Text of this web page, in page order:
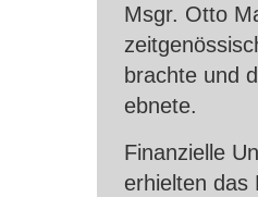
Msgr. Otto
brachte und
ebnete.
Finanzielle
erhielten